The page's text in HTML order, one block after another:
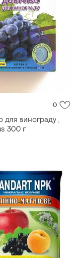
0
для винограду ,
300 г